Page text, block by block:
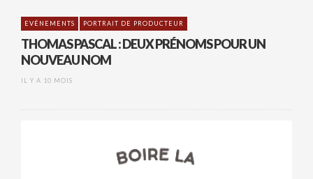
EVÉNEMENTS PORTRAIT DE PRODUCTEUR
THOMAS PASCAL : DEUX PRÉNOMS POUR UN
NOUVEAU NOM
IL Y A 10 MOIS